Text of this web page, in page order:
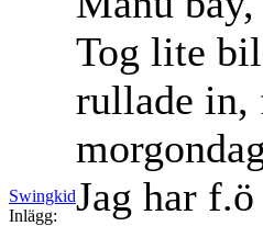
Swingkid
Inlägg:
Tog lite
rullade in,
Jag har